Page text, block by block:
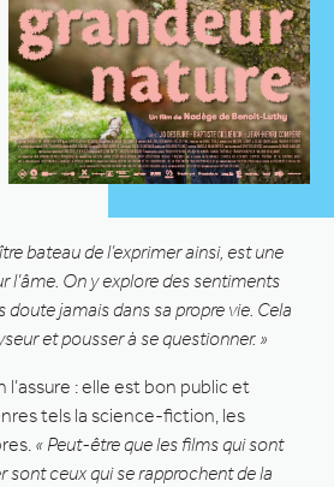
bateau de l’exprimer ainsi, est une
l’âme. On y explore des sentiments
doute jamais dans sa propre vie. Cela
et pousser à se questionner. »
l’assure : elle est bon public et
tels la science-fiction, les
« Peut-être que les films qui sont
sont ceux qui se rapprochent de la